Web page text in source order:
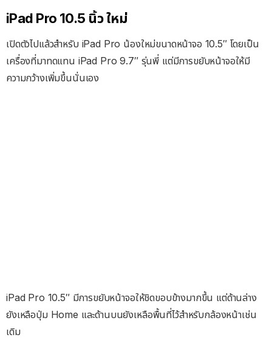
iPad Pro 10.5 นิ้ว ใหม่
เปิดตัวไปแล้วสำหรับ iPad Pro น้องใหม่ขนาดหน้าจอ 10.5″ โดยเป็น
เครื่องที่มาทดแทน iPad Pro 9.7″ รุ่นพี่ แต่มีการขยับหน้าจอให้มี
ความกว้างเพิ่มขึ้นนั่นเอง
iPad Pro 10.5″ มีการขยับหน้าจอให้ชิดขอบข้างมากขึ้น แต่ด้านล่าง
ยังเหลือปุ่ม Home และด้านบนยังเหลือพื้นที่ไว้สำหรับกล้องหน้าเช่น
เดิม